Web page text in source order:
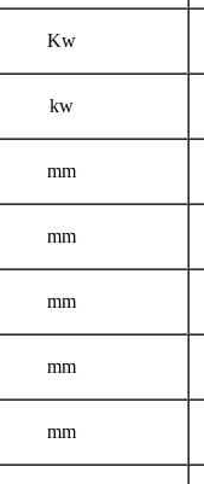
Kw
kw
mm
mm
mm
mm
mm